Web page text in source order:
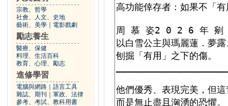
宗教、哲學
社會、人文、史地
藝術、美學
電影戲劇
勵志養生
醫療、保健
料理、生活百科
教育、心理、勵志
進修學習
電腦與網路
語言工具
雜誌、期刊
軍政、法律
參考、考試、教科用書